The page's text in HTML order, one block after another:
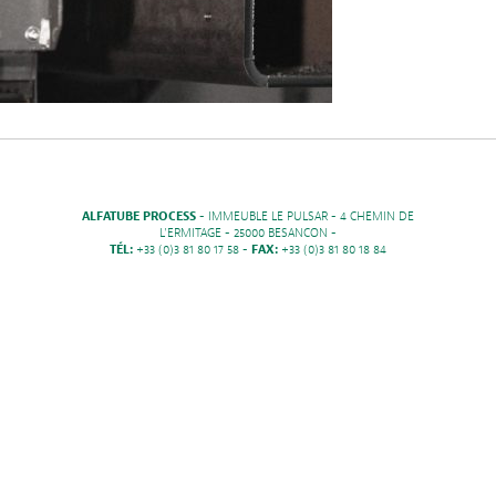
ALFATUBE PROCESS - IMMEUBLE LE PULSAR - 4 CHEMIN DE
L'ERMITAGE - 25000 BESANCON -
TÉL: +33 (0)3 81 80 17 58 - FAX: +33 (0)3 81 80 18 84